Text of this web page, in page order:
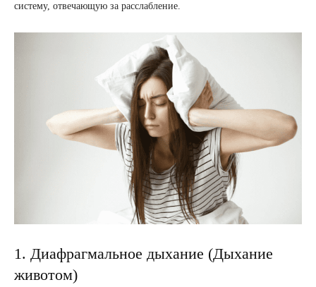
систему, отвечающую за расслабление.
1. Диафрагмальное дыхание (Дыхание
животом)